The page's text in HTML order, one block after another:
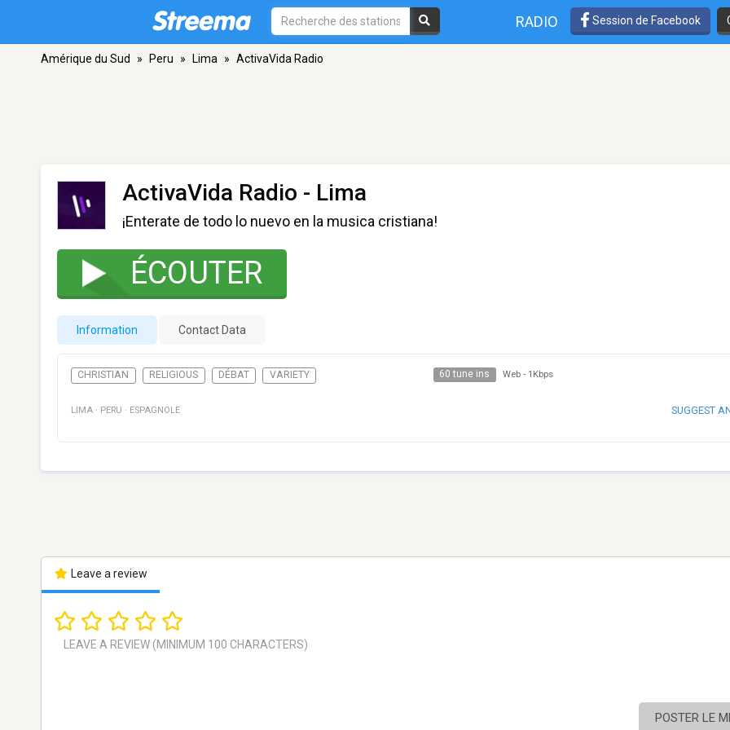
RADIO Session de Facebook
Amérique du Sud » Peru » Lima » ActivaVida Radio
ActivaVida Radio - Lima
¡Enterate de todo lo nuevo en la musica cristiana!
ÉCOUTER
Information Contact Data
CHRISTIAN RELIGIOUS DÉBAT VARIETY 60 tune ins Web - 1Kbps
LIMA · PERU · ESPAGNOLE SUGGEST
Leave a review
POSTER LE